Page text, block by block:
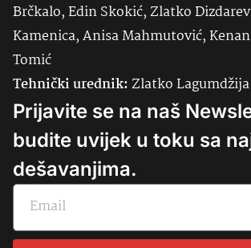
Brčkalo, Edin Skokić, Zlatko
Kamenica, Anisa Mahmutović,
Tomić
Tehnički urednik:Zlatko Lagumdžija
Prijavite se na naš
budite uvijek u toku sa
dešavanjima.